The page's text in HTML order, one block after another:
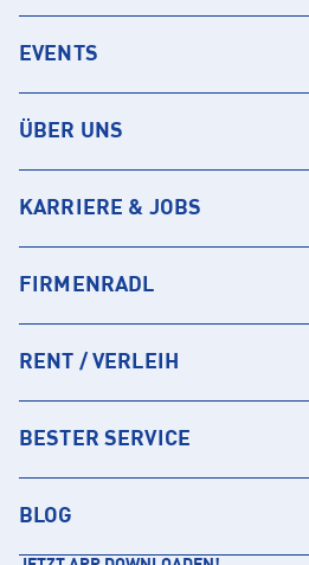
EVENTS
ÜBER UNS
KARRIERE & JOBS
FIRMENRADL
RENT / VERLEIH
BESTER SERVICE
BLOG